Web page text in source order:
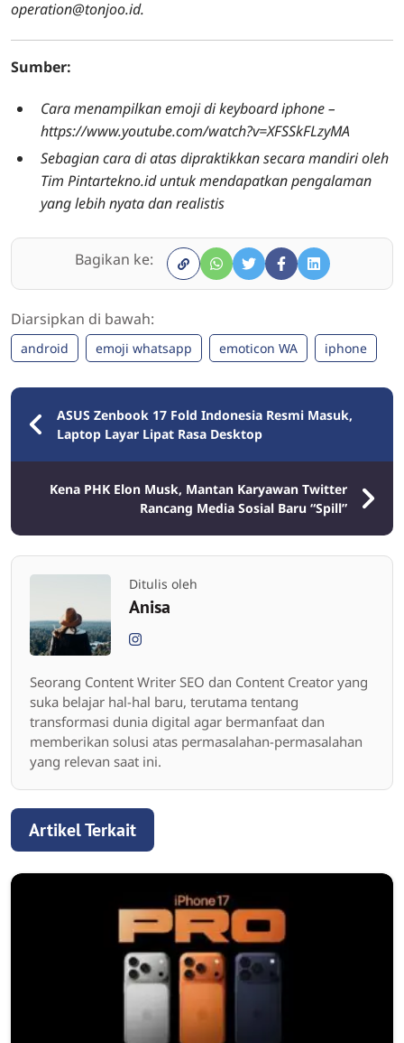
operation@tonjoo.id.
Sumber:
Cara menampilkan emoji di keyboard iphone –
https://www.youtube.com/watch?v=XFSSkFLzyMA
Sebagian cara di atas dipraktikkan secara mandiri oleh
Tim Pintartekno.id untuk mendapatkan pengalaman
yang lebih nyata dan realistis
Bagikan ke:
Diarsipkan di bawah:
android emoji whatsapp emoticon WA iphone
ASUS Zenbook 17 Fold Indonesia Resmi Masuk,
Laptop Layar Lipat Rasa Desktop
Kena PHK Elon Musk, Mantan Karyawan Twitter
Rancang Media Sosial Baru “Spill”
Ditulis oleh
Anisa
Seorang Content Writer SEO dan Content Creator yang
suka belajar hal-hal baru, terutama tentang
transformasi dunia digital agar bermanfaat dan
memberikan solusi atas permasalahan-permasalahan
yang relevan saat ini.
Artikel Terkait